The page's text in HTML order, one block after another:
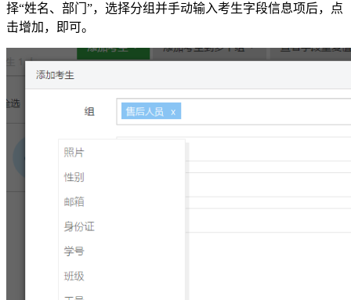
择“姓名、部门”，选择分组并手动输入考生字段信息项后，点
击增加，即可。